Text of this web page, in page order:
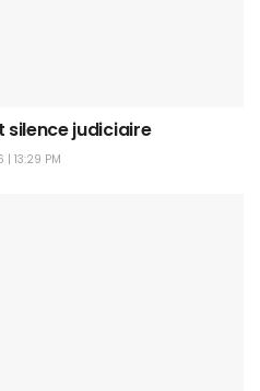
silence judiciaire
| 13:29 PM